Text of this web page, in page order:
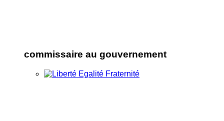
commissaire au gouvernement